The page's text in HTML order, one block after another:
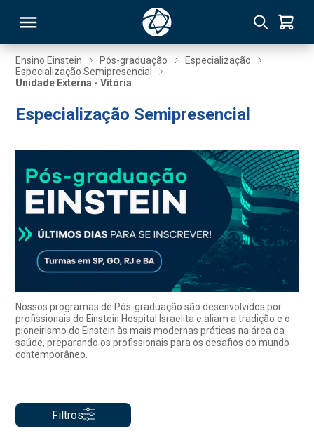
Ensino Einstein Pós-graduação
Especialização
Especialização Semipresencial
Unidade Externa - Vitória
Especialização Semipresencial
Nossos programas de Pós-graduação são desenvolvidos por
profissionais do Einstein Hospital Israelita e aliam a tradição e o
pioneirismo do Einstein às mais modernas práticas na área da
saúde, preparando os profissionais para os desafios do mundo
contemporâneo.
Filtros